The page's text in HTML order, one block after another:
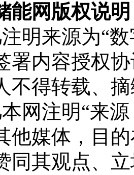
能网版权说
明来源为“
署内容授权
不得转载、
网注明“来
他媒体，目
同其观点、